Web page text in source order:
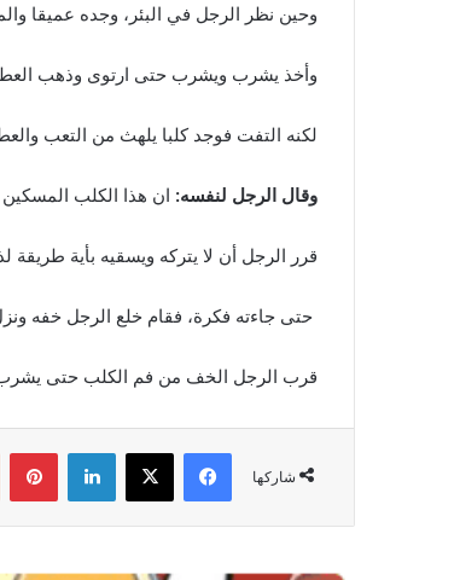
وحين نظر الرجل في البئر، وجده عميقا
وأخذ يشرب ويشرب حتى ارتوى وذهب
لكنه التفت فوجد كلبا يلهث من التعب
وقال الرجل لنفسه: ان هذا الكلب
قرر الرجل أن لا يتركه ويسقيه بأية
حتى جاءته فكرة، فقام خلع الرجل خفه
قرب الرجل الخف من فم الكلب حتى
شاركها
فيسبوك ‫X لينكدإن